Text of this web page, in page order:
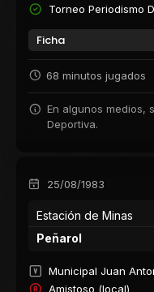
Torneo Periodismo
Ficha
68 minutos jugados
En algunos medios,
Deportiva.
25/08/1983
Estación de Minas
Peñarol
Municipal Juan
Amistoso (local)